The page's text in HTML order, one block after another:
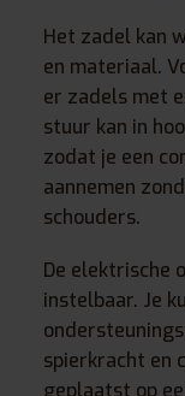
Het zadel kan
en materiaal.
er zadels met
stuur kan in
zodat je een
aannemen
schouders.
De elektrische
instelbaar. Je
spierkracht en
geplaatst op